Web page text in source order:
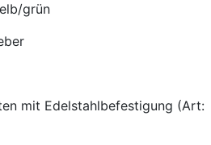
grün
mit Edelstahlbefestigung (Art: